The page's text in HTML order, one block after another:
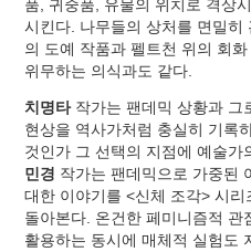
품, 귀중품, 유물의 위치로 격상
시킨다. 나무들의 상처를 면밀
의 도예 작품과 펠트천 위의 회
위무하는 의식과도 같다.
치명타작가는 팬데믹 상황과 그
현상을 역사가처럼 충실히 기록
것인가 그 선택의 지점에 예술
민경 작가는 팬데믹으로 가중된
대한 이야기를 <신체 조각> 시
돌아본다. 온건한 페미니즘적 관
활용하는 동시에 매체적 실험도